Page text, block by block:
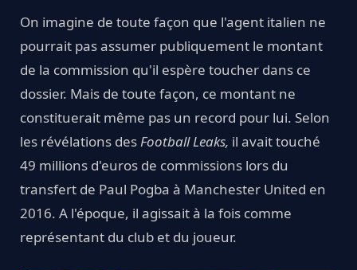
On imagine de toute façon que l'agent italien ne
pourrait pas assumer publiquement le montant
de la commission qu'il espère toucher dans ce
dossier. Mais de toute façon, ce montant ne
constituerait même pas un record pour lui. Selon
les révélations desFootball Leaks, il avait touché
49 millions d'euros de commissions lors du
transfert de Paul Pogba à Manchester United en
2016. A l'époque, il agissait à la fois comme
représentant du club et du joueur.